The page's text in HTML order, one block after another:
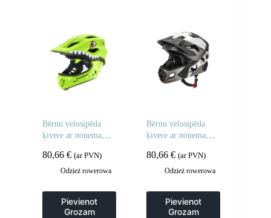
Bērnu velosipēda
ķivere ar noņemamu
58 cm – zaļa haizivs
80,66 € (ar PVN)
Odzież rowerowa
Pievienot
Grozam
Bērnu velosipēda
ķivere ar noņemamu
cm – pelēka
80,66€ (ar PVN)
Odzież rowerowa
Pievienot
Grozam